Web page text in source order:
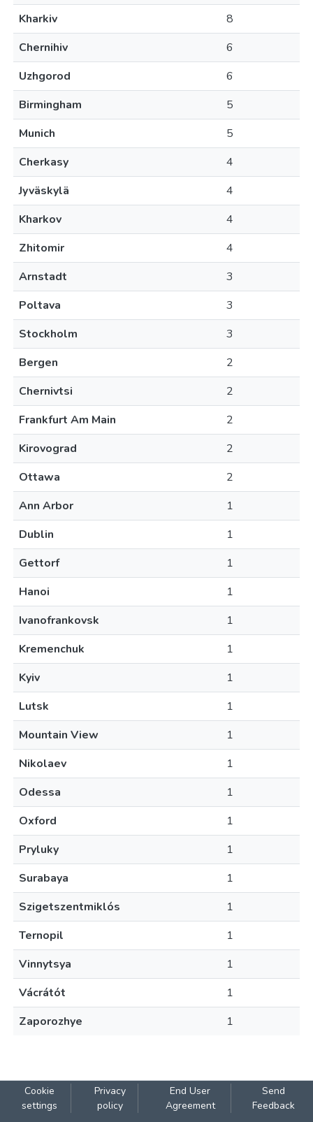
Kharkiv
8
Chernihiv
6
Uzhgorod
6
Birmingham
5
Munich
5
Cherkasy
4
Jyväskylä
4
Kharkov
4
Zhitomir
4
Arnstadt
3
Poltava
3
Stockholm
3
Bergen
2
Chernivtsi
2
Frankfurt Am Main
2
Kirovograd
2
Ottawa
2
Ann Arbor
1
Dublin
1
Gettorf
1
Hanoi
1
Ivanofrankovsk
1
Kremenchuk
1
Kyiv
1
Lutsk
1
Mountain View
1
Nikolaev
1
Odessa
1
Oxford
1
Pryluky
1
Surabaya
1
Szigetszentmiklós
1
Ternopil
1
Vinnytsya
1
Vácrátót
1
Zaporozhye
1
Cookie
settings
Privacy
policy
End User
Agreement
Send
Feedback